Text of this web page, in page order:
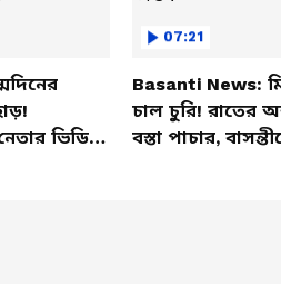
ভিডিও
07:21
Basanti News:
চাল চুরি! রাতের
বস্তা পাচার,